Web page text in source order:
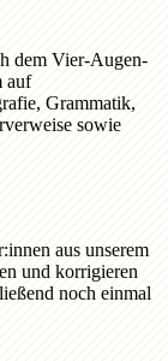
dem Vier-Augen-
auf
Grammatik,
sowie
aus unserem
und korrigieren
noch einmal